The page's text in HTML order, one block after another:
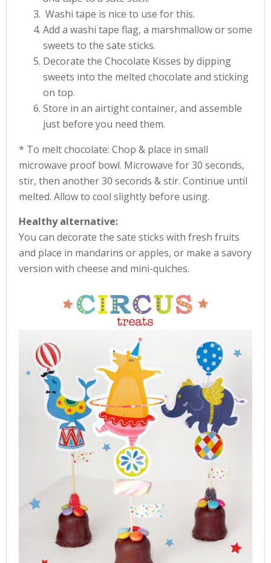
Washi tape is nice to use for this.
Add a washi tape flag, a marshmallow or some
sweets to the sate sticks.
Decorate the Chocolate Kisses by dipping
sweets into the melted chocolate and sticking
on top.
Store in an airtight container, and assemble
just before you need them.
* To melt chocolate: Chop & place in small
microwave proof bowl. Microwave for 30 seconds,
stir, then another 30 seconds & stir. Continue until
melted. Allow to cool slightly before using.
Healthy alternative:
You can decorate the sate sticks with fresh fruits
and place in mandarins or apples, or make a savory
version with cheese and mini-quiches.